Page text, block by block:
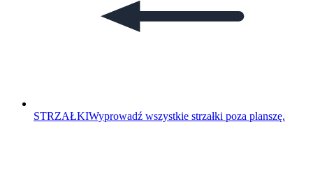
STRZAŁKIWyprowadź wszystkie strzałki poza planszę.